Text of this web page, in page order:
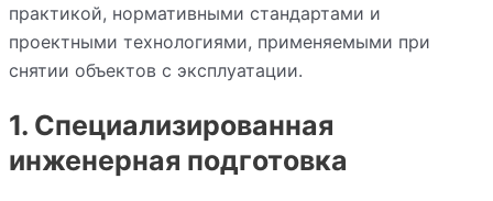
практикой, нормативными стандартами и
проектными технологиями, применяемыми при
снятии объектов с эксплуатации.
1. Специализированная
инженерная подготовка